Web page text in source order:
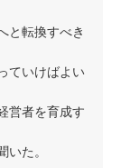
と転換すべき
ていけばよい
営者を育成す
た。